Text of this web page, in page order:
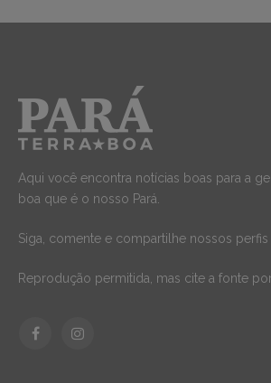
Aqui você encontra notícias boas para a
boa que é o nosso Pará.
Siga, comente e compartilhe nossos perfis
Reprodução permitida, mas cite a fonte
FacebookInstagram